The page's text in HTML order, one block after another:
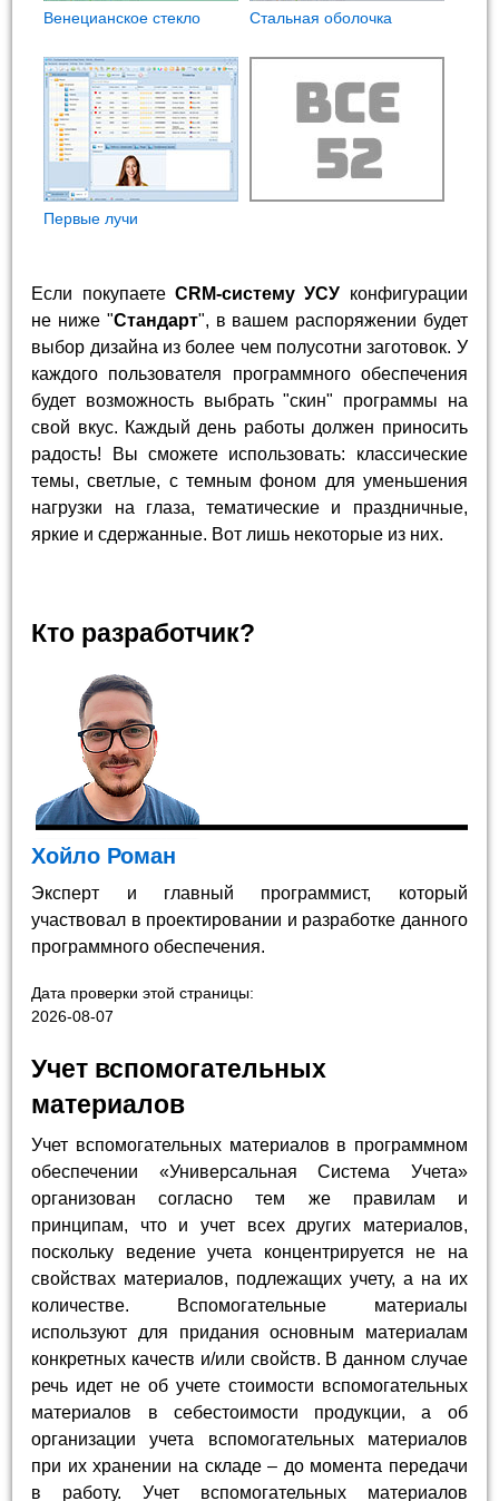
Венецианское стекло Стальная оболочка
Первые лучи
Если покупаете CRM-систему УСУ конфигурации
не ниже "Стандарт", в вашем распоряжении будет
выбор дизайна из более чем полусотни заготовок. У
каждого пользователя программного обеспечения
будет возможность выбрать "скин" программы на
свой вкус. Каждый день работы должен приносить
радость! Вы сможете использовать: классические
темы, светлые, с темным фоном для уменьшения
нагрузки на глаза, тематические и праздничные,
яркие и сдержанные. Вот лишь некоторые из них.
Кто разработчик?
Хойло Роман
Эксперт и главный программист, который
участвовал в проектировании и разработке данного
программного обеспечения.
Дата проверки этой страницы:
2026-08-07
Учет вспомогательных
материалов
Учет вспомогательных материалов в программном
обеспечении «Универсальная Система Учета»
организован согласно тем же правилам и
принципам, что и учет всех других материалов,
поскольку ведение учета концентрируется не на
свойствах материалов, подлежащих учету, а на их
количестве. Вспомогательные материалы
используют для придания основным материалам
конкретных качеств и/или свойств. В данном случае
речь идет не об учете стоимости вспомогательных
материалов в себестоимости продукции, а об
организации учета вспомогательных материалов
при их хранении на складе – до момента передачи
в работу. Учет вспомогательных материалов